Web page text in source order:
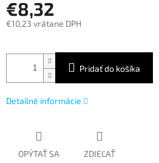
€8,32
€10,23 vrátane DPH
cena:
Pridať do košíka
Detailné informácie
OPÝTAŤ SA ZDIEĽAŤ